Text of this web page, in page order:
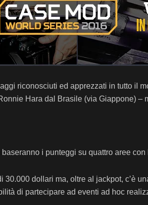
riconosciuti ed apprezzati in tutto
Hara dal Brasile (via Giappone) –
i punteggi su quattro aree
30.000 dollari ma, oltre al jackpot, c’è
di partecipare ad eventi ad hoc